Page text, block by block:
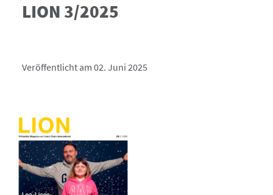
LION 3/2025
Veröffentlicht am 02. Juni 2025